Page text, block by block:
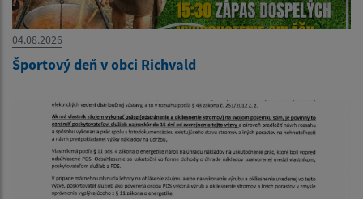
04.08.2026
Športový deň v obci Richvald